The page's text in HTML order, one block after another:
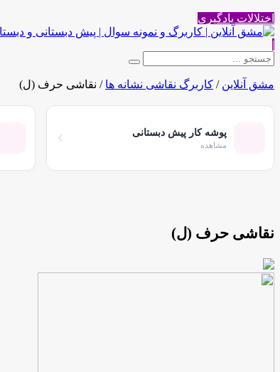
اختلالات یادگیری
|
مشق آنلاین / کاربرگ نقاشی نشانه ها / نقاشی حرف (ل)
پوشه کار پیش دبستانی
مشاهده
نقاشی حرف (ل)